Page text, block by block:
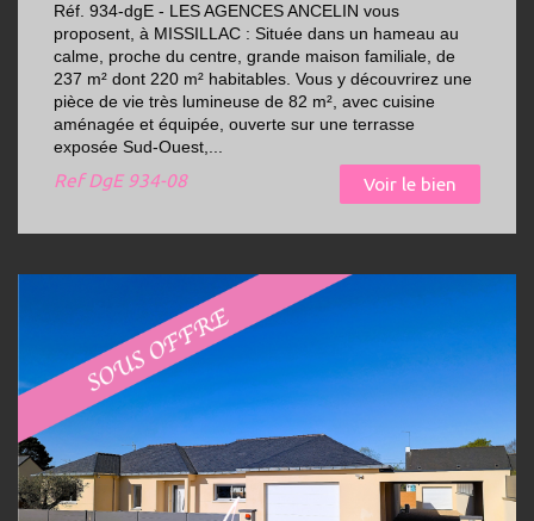
Réf. 934-dgE - LES AGENCES ANCELIN vous
proposent, à MISSILLAC : Située dans un hameau au
calme, proche du centre, grande maison familiale, de
237 m² dont 220 m² habitables. Vous y découvrirez une
pièce de vie très lumineuse de 82 m², avec cuisine
aménagée et équipée, ouverte sur une terrasse
exposée Sud-Ouest,...
RefDgE 934-08 Voir le bien